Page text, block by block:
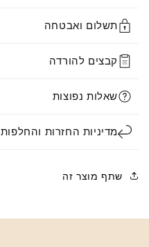
תשלום ואבטחה
קבצים להורדה
שאלות נפוצות
מדיניות החזרות והחלפות
שתף מוצר זה